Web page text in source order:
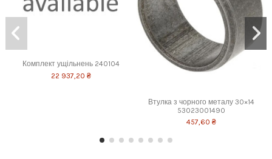
Комплект ущільнень 240104
22 937,20 ₴
Втулка з чорного металу 30×14
53023001490
457,60 ₴